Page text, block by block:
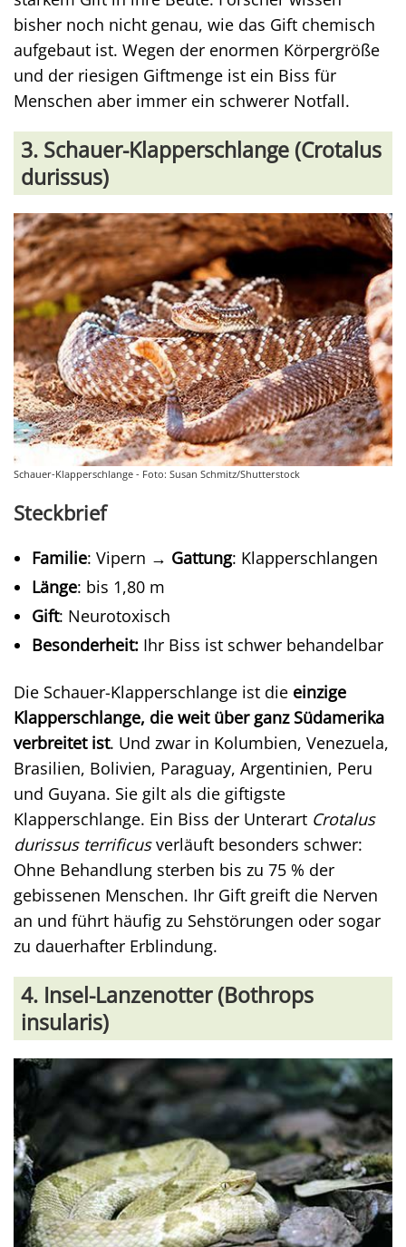
bisher noch nicht genau, wie das Gift chemisch
aufgebaut ist. Wegen der enormen Körpergröße
und der riesigen Giftmenge ist ein Biss für
Menschen aber immer ein schwerer Notfall.
3. Schauer-Klapperschlange (Crotalus
durissus)
Schauer-Klapperschlange - Foto: Susan Schmitz/Shutterstock
Steckbrief
Familie: Vipern → Gattung: Klapperschlangen
Länge: bis 1,80 m
Gift: Neurotoxisch
Besonderheit: Ihr Biss ist schwer behandelbar
Die Schauer-Klapperschlange ist die einzige
Klapperschlange, die weit über ganz Südamerika
verbreitet ist. Und zwar in Kolumbien, Venezuela,
Brasilien, Bolivien, Paraguay, Argentinien, Peru
und Guyana. Sie gilt als die giftigste
Klapperschlange. Ein Biss der Unterart Crotalus
durissus terrificusverläuft besonders schwer:
Ohne Behandlung sterben bis zu 75 % der
gebissenen Menschen. Ihr Gift greift die Nerven
an und führt häufig zu Sehstörungen oder sogar
zu dauerhafter Erblindung.
4. Insel-Lanzenotter (Bothrops
insularis)